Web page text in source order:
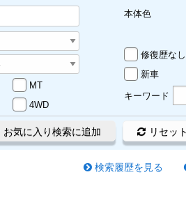
MT
4WD
本体色
修復歴なし
新車
キーワード
リセット
お気に入り検索に追加
検索履歴を見る